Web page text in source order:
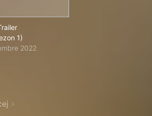
1)
2022